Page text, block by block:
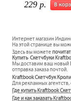
В
229 р.
Интернет магазин
На этой странице вы
Здесь вы можете
Купить Скетчбуки
Мы доставим ваш новый
отправка заказа почтой.
Kraftbook Скетчбук
Для рекламных
Где купить Kraftbook
Где и как заказать